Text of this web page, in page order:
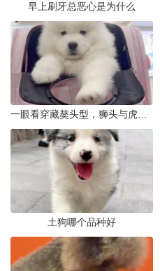
早上刷牙总恶心是为什么
土狗哪个品种好